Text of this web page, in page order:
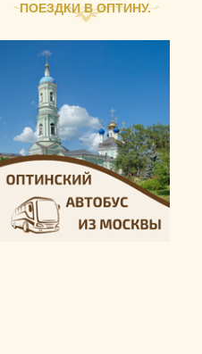
ПОЕЗДКИ В ОПТИНУ.